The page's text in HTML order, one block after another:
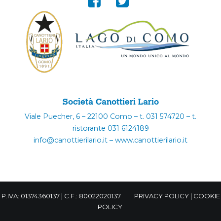
Società Canottieri Lario
Viale Puecher, 6 – 22100 Como – t. 031 574720 – t.
ristorante 031 6124189
info@canottierilario.it – www.canottierilario.it
P.IVA: 01374360137 | C.F.: 80022020137 PRIVACY POLICY| COOKIE
POLICY